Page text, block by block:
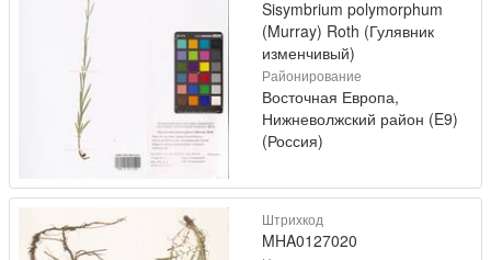
Sisymbrium polymorphum
(Murray) Roth (Гулявник
изменчивый)
Районирование
Восточная Европа,
Нижневолжский район (E9)
(Россия)
Штрихкод
MHA0127020